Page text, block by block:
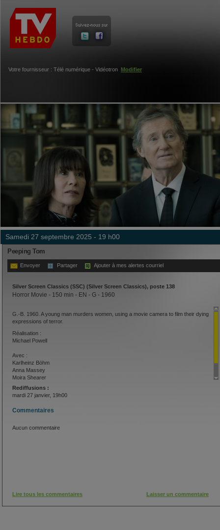
Votre fournisseur : Télé numérique - Vidéotron Modifier
samedi 27 septembre 2025 - 19 h00
Peeping Tom
Envoyer Partager Ajouter à mes alertes courriel
Silver Screen Classics (SSC) (Silver Screen Classics), poste 138
Horror Movie - 150 min - EN - G - 1960
G.-B. 1960. A young man murders women, using a movie camera to film their dying
expressions of terror.
Réalisation :
Michael Powell
Avec :
Karlheinz Böhm
Anna Massey
Moira Shearer
Carl Boehm
Rediffusions :
mardi 27 janvier, 19h00
Commentaires
Aucun commentaire
Lire tous les commentaires Laisser un commentaire